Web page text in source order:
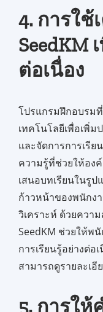
4. การใช้
SeedKM
ต่อเนื่อง
โปรแกรมฝึกอบรม
เทคโนโลยีเพื่อเพิ่
และจัดการการเรีย
ความรู้ที่ช่วยให้อง
เสนอบทเรียนในรู
ก้าวหน้าของพนักง
วิเคราะห์ ด้วยควา
SeedKM ช่วยให้พ
การเรียนรู้อย่างต่อ
สามารถดูรายละเอี
5. การใ